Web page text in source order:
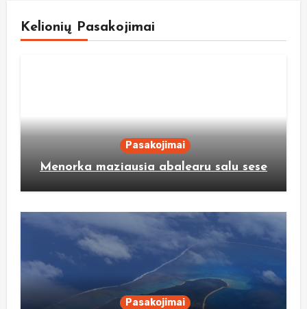
Kelionių Pasakojimai
Pasakojimai
Menorka maziausia abalearu salu sese
Pasakojimai